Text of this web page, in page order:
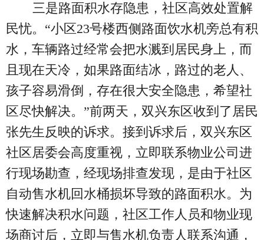
三是路面积水存隐患，社区高效处置解
民忧。“小区23号楼西侧路面饮水机旁总有积
水，车辆路过经常会把水溅到居民身上，而
且现在天冷，如果路面结冰，路过的老人、
孩子容易滑倒，存在很大安全隐患，希望社
区尽快解决。”前两天，双兴东区收到了居民
张先生反映的诉求。接到诉求后，双兴东区
社区居委会高度重视，立即联系物业公司进
行现场勘查，经现场排查发现，是由于社区
自动售水机回水桶损坏导致的路面积水。为
快速解决积水问题，社区工作人员和物业现
场商讨后，立即与售水机负责人联系沟通，